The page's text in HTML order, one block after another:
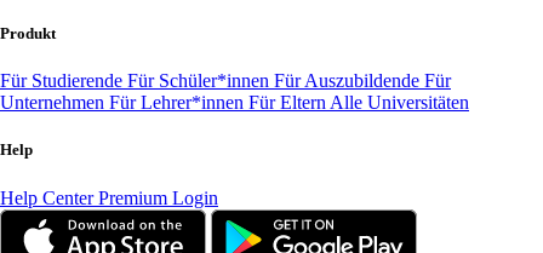
Produkt
Für Studierende Für Schüler*innen Für Auszubildende Für
Unternehmen Für Lehrer*innen Für Eltern Alle Universitäten
Help
Help CenterPremium Login